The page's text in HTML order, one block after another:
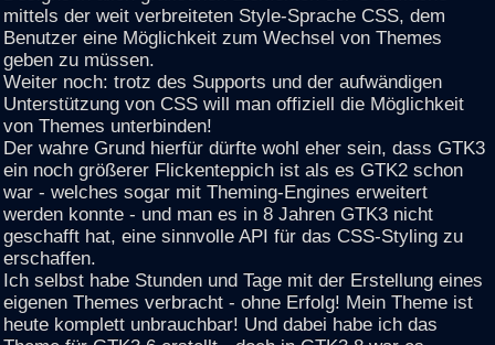
mittels der weit verbreiteten Style-Sprache CSS, dem
Benutzer eine Möglichkeit zum Wechsel von Themes
geben zu müssen.
Weiter noch: trotz des Supports und der aufwändigen
Unterstützung von CSS will man offiziell die Möglichkeit
von Themes unterbinden!
Der wahre Grund hierfür dürfte wohl eher sein, dass GTK3
ein noch größerer Flickenteppich ist als es GTK2 schon
war - welches sogar mit Theming-Engines erweitert
werden konnte - und man es in 8 Jahren GTK3 nicht
geschafft hat, eine sinnvolle API für das CSS-Styling zu
erschaffen.
Ich selbst habe Stunden und Tage mit der Erstellung eines
eigenen Themes verbracht - ohne Erfolg! Mein Theme ist
heute komplett unbrauchbar! Und dabei habe ich das